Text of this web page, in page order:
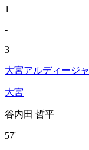
1
-
3
大宮アルディージャ
大宮
谷内田 哲平
57'